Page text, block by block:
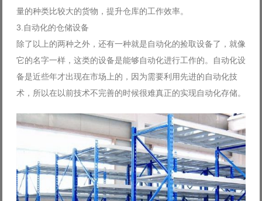
量的种类比较大的货物，提升仓库的工作效率。
3.自动化的仓储设备
除了以上的两种之外，还有一种就是自动化的捡取设备了，就像
它的名字一样，这类的设备是能够自动化进行工作的。自动化设
备是近些年才出现在市场上的，因为需要利用先进的自动化技
术，所以在以前技术不完善的时候很难真正的实现自动化存储。